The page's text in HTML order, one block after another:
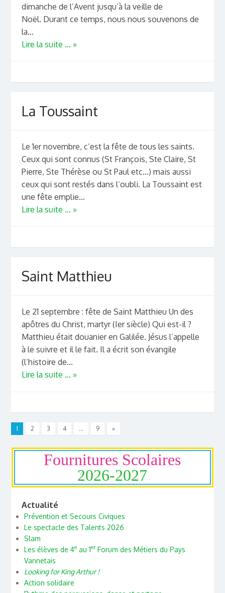
dimanche de l’Avent jusqu’à la veille de
Noël. Durant ce temps, nous nous souvenons de
la...
Lire la suite ... »
La Toussaint
Le 1er novembre, c’est la fête de tous les saints.
Ceux qui sont connus (St François, Ste Claire, St
Pierre, Ste Thérèse ou St Paul etc…) mais aussi
ceux qui sont restés dans l’oubli. La Toussaint est
une fête emplie...
Lire la suite ... »
Saint Matthieu
Le 21 septembre : fête de Saint Matthieu Un des
apôtres du Christ, martyr (Ier siècle) Qui est-il ?
Matthieu était douanier en Galilée. Jésus l’appelle
à le suivre et il le fait. Il a écrit son évangile
(l’histoire de...
Lire la suite ... »
1 2 3 4 … 9 »
Fournitures Scolaires
2026-2027
Actualité
Prévention et Secours Civiques
Le spectacle des Talents 2026
Slam
Les élèves de 4eau 1erForum des Métiers du Pays
Vannetais
Looking for King Arthur !
Action solidaire